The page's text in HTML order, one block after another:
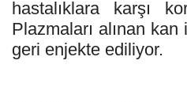
hastalıklara karşı
Plazmaları alınan
geri enjekte ediliyor.